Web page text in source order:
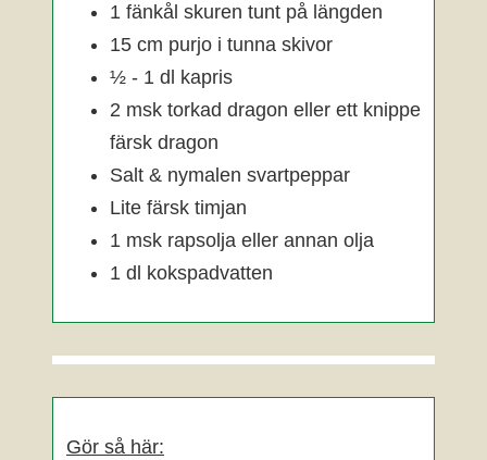
1 fänkål skuren tunt på längden
15 cm purjo i tunna skivor
½ - 1 dl kapris
2 msk torkad dragon eller ett knippe
färsk dragon
Salt & nymalen svartpeppar
Lite färsk timjan
1 msk rapsolja eller annan olja
1 dl kokspadvatten
Gör så här: